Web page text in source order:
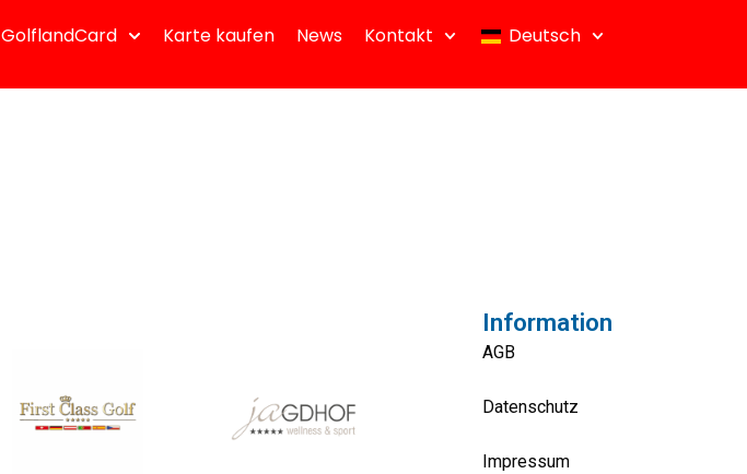
GolflandCard Karte kaufen News Kontakt Deutsch
Information
AGB
Datenschutz
Impressum